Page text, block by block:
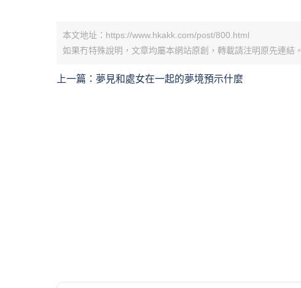
本文地址：https://www.hkakk.com/post/800.html
如果冇特殊說明，文章均屬本網站原創，轉載請注明原先連結。
上一篇： 夢見和處女在一起的夢境預示什麼